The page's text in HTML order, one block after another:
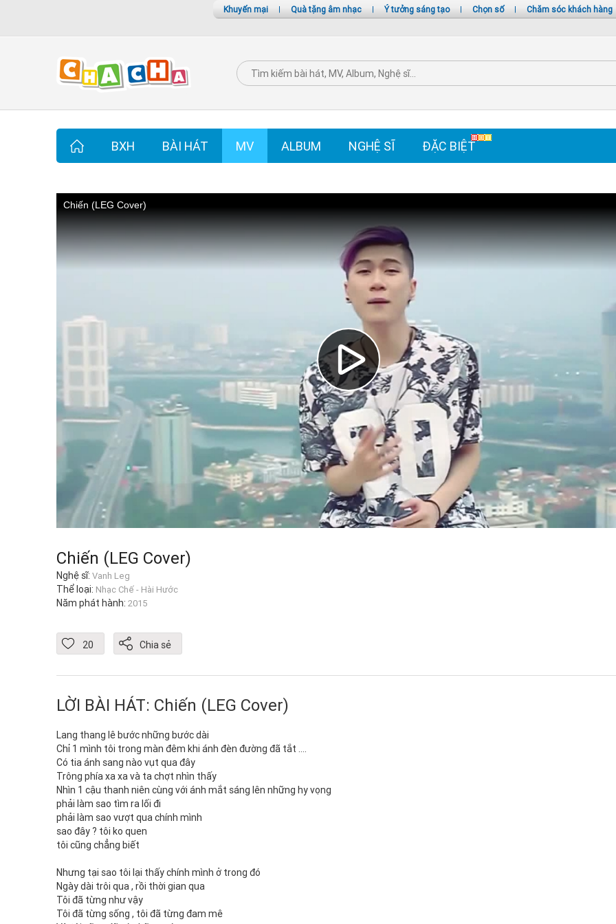
Khuyến mại | Quà tặng âm nhạc | Ý tưởng sáng tạo | Chọn số | Chăm sóc khách hàng
BXH BÀI HÁT MV ALBUM NGHỆ SĨ ĐẶC BIỆT
Chiến (LEG Cover)
Chiến (LEG Cover)
Nghệ sĩ: Vanh Leg
Thể loại: Nhạc Chế - Hài Hước
Năm phát hành: 2015
20 Chia sẻ
LỜI BÀI HÁT: Chiến (LEG Cover)
Lang thang lê bước những bước dài
Chỉ 1 mình tôi trong màn đêm khi ánh đèn đường đã tắt ….
Có tia ánh sang nào vụt qua đây
Trông phía xa xa và ta chợt nhìn thấy
Nhìn 1 cậu thanh niên cùng với ánh mắt sáng lên những hy vọng
phải làm sao tìm ra lối đi
phải làm sao vượt qua chính mình
sao đây ? tôi ko quen
tôi cũng chẳng biết
Nhưng tại sao tôi lại thấy chính mình ở trong đó
Ngày dài trôi qua , rồi thời gian qua
Tôi đã từng như vậy
Tôi đã từng sống , tôi đã từng đam mê